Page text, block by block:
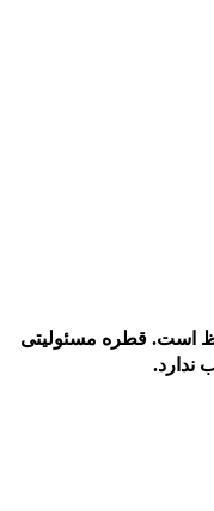
قطره مسئولیتی